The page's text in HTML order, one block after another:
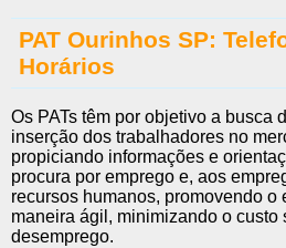
PAT Ourinhos SP:
Horários
Os PATs têm por objetivo a busca
inserção dos trabalhadores no
propiciando informações e
procura por emprego e, aos
recursos humanos, promovendo o
maneira ágil, minimizando o custo
desemprego.